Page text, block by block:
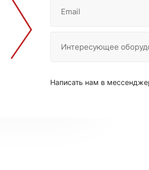
Email
Интересующее
Написать нам в